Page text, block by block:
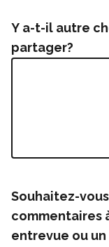
Y a-t-il autre
partager?
Souhaitez-
commentaires
entrevue ou